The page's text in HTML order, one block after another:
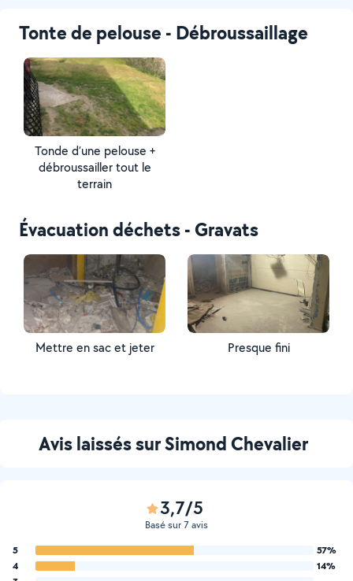
Tonte de pelouse - Débroussaillage
Tonde d’une pelouse +
débroussailler tout le
terrain
Évacuation déchets - Gravats
Mettre en sac et jeter Presque fini
Avis laissés sur Simond Chevalier
3,7/5
Basé sur 7 avis
5
57%
4
14%